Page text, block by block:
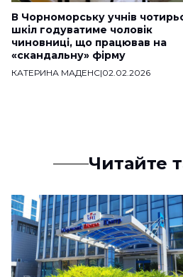
В Чорноморську учнів
шкіл годуватиме чоловік
чиновниці, що працював на
«скандальну» фірму
КАТЕРИНА МАДЕНС|02.02.2026
Читайте